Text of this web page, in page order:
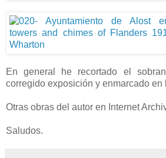
En general he recortado el
corregido exposición y enmarcado en
Otras obras del autor en Internet
Saludos.